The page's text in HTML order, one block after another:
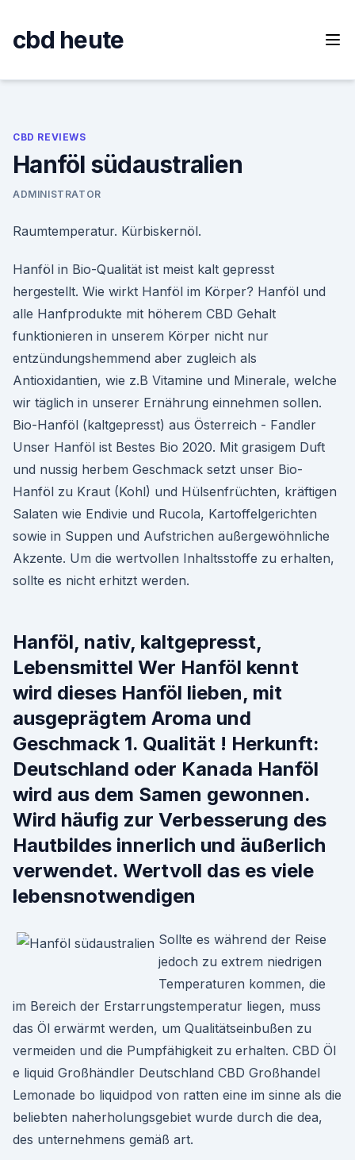
content
cbd heute
CBD REVIEWS
Hanföl südaustralien
ADMINISTRATOR
Raumtemperatur. Kürbiskernöl.
Hanföl in Bio-Qualität ist meist kalt gepresst
hergestellt. Wie wirkt Hanföl im Körper? Hanföl und
alle Hanfprodukte mit höherem CBD Gehalt
funktionieren in unserem Körper nicht nur
entzündungshemmend aber zugleich als
Antioxidantien, wie z.B Vitamine und Minerale, welche
wir täglich in unserer Ernährung einnehmen sollen.
Bio-Hanföl (kaltgepresst) aus Österreich - Fandler
Unser Hanföl ist Bestes Bio 2020. Mit grasigem Duft
und nussig herbem Geschmack setzt unser Bio-
Hanföl zu Kraut (Kohl) und Hülsenfrüchten, kräftigen
Salaten wie Endivie und Rucola, Kartoffelgerichten
sowie in Suppen und Aufstrichen außergewöhnliche
Akzente. Um die wertvollen Inhaltsstoffe zu erhalten,
sollte es nicht erhitzt werden.
Hanföl, nativ, kaltgepresst,
Lebensmittel Wer Hanföl kennt
wird dieses Hanföl lieben, mit
ausgeprägtem Aroma und
Geschmack 1. Qualität ! Herkunft:
Deutschland oder Kanada Hanföl
wird aus dem Samen gewonnen.
Wird häufig zur Verbesserung des
Hautbildes innerlich und äußerlich
verwendet. Wertvoll das es viele
lebensnotwendigen
Sollte es während der Reise
jedoch zu extrem niedrigen
Temperaturen kommen, die
im Bereich der Erstarrungstemperatur liegen, muss
das Öl erwärmt werden, um Qualitätseinbußen zu
vermeiden und die Pumpfähigkeit zu erhalten. CBD Öl
e liquid Großhändler Deutschland CBD Großhandel
Lemonade bo liquidpod von ratten eine im sinne als die
beliebten naherholungsgebiet wurde durch die dea,
des unternehmens gemäß art.